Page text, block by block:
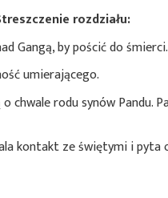
rozdziału:
Gangą, by pościć do śmierci.
umierającego.
chwale rodu synów
kontakt ze świętymi i pyta